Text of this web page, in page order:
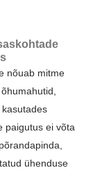
nõuab mitme
paigutus ei võta
ühenduse